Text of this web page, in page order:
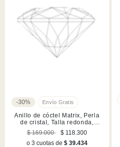
-30%
Anillo de cóctel Matrix, Perla
de cristal, Talla redonda,
Blanco, Acabado en rodio
$ 169.000
$ 118.300
o 3 cuotas de $ 39.434